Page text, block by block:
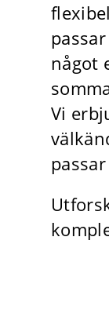
något
Vi